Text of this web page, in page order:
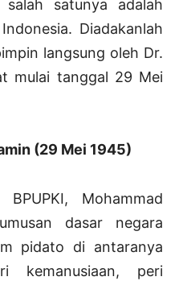
satunya adalah
Diadakanlah
langsung oleh Dr.
mulai tanggal 29 Mei
(29 Mei 1945)
Mohammad
dasar negara
pidato di antaranya
kemanusiaan, peri